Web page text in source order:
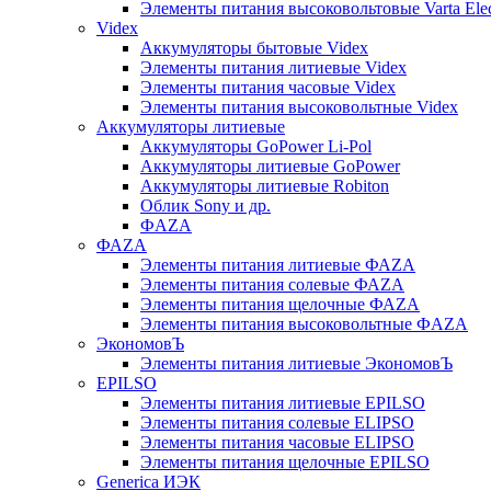
Элементы питания высоковольтовые Varta
Videx
Аккумуляторы бытовые Videx
Элементы питания литиевые Videx
Элементы питания часовые Videx
Элементы питания высоковольтные Videx
Аккумуляторы литиевые
Аккумуляторы GoPower Li-Pol
Аккумуляторы литиевые GoPower
Аккумуляторы литиевые Robiton
Облик Sony и др.
ФAZA
ФАZA
Элементы питания литиевые ФАZА
Элементы питания солевые ФАZА
Элементы питания щелочные ФАZА
Элементы питания высоковольтные ФAZA
ЭкономовЪ
Элементы питания литиевые ЭкономовЪ
EPILSO
Элементы питания литиевые EPILSO
Элементы питания солевые ELIPSO
Элементы питания часовые ELIPSO
Элементы питания щелочные EPILSO
Generica ИЭК